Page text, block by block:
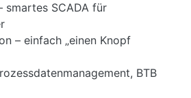
smartes SCADA für
– einfach „einen Knopf
BTB